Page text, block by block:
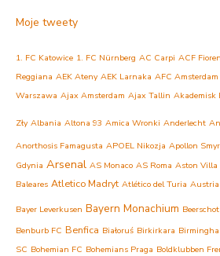
Moje tweety
1. FC Katowice 1. FC Nürnberg AC Carpi ACF
Reggiana AEK Ateny AEK Larnaka AFC Amsterdam
Warszawa Ajax Amsterdam Ajax Tallin Akademisk
Zły Albania Altona 93 Amica Wronki Anderlecht
Anorthosis Famagusta APOEL Nikozja Apollon
Gdynia Arsenal AS Monaco AS Roma Aston Villa
Baleares Atletico Madryt Atlético del Turia Austria
Bayer Leverkusen Bayern Monachium Beerschot
Benburb FC Benfica Białoruś Birkirkara
SC Bohemian FC Bohemians Praga Boldklubben